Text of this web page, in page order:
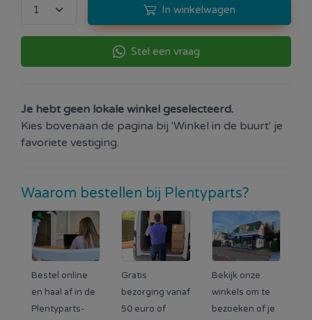
In winkelwagen
Stel een vraag
Je hebt geen lokale winkel geselecteerd.
Kies bovenaan de pagina bij 'Winkel in de buurt' je
favoriete vestiging.
Waarom bestellen bij Plentyparts?
Bestel online
en haal af in de
Plentyparts-
Gratis
bezorging vanaf
50 euro of
Bekijk onze
winkels om te
bezoeken of je